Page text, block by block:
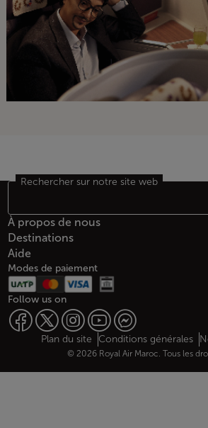
Bas de page Plan
Rechercher sur notre site web
À propos de nous
Destinations
Aide
Modes de paiement
Follow us on
Web map links
$Title.getData()
Plan du site Conditions générales
© 2026 Royal Air Maroc. Tous les